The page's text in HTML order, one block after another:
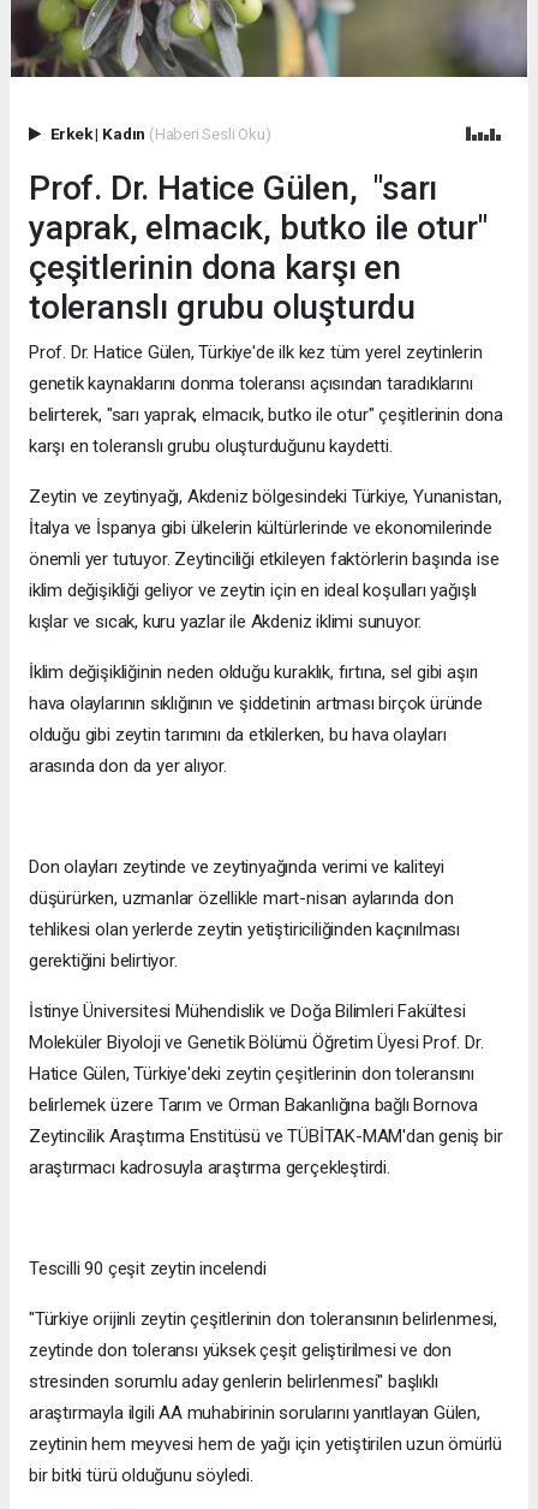
Erkek| Kadın (Haberi Sesli Oku)
Prof. Dr. Hatice Gülen, "sarı
yaprak, elmacık, butko ile otur"
çeşitlerinin dona karşı en
toleranslı grubu oluşturdu
Prof. Dr. Hatice Gülen, Türkiye'de ilk kez tüm yerel zeytinlerin
genetik kaynaklarını donma toleransı açısından taradıklarını
belirterek, "sarı yaprak, elmacık, butko ile otur" çeşitlerinin dona
karşı en toleranslı grubu oluşturduğunu kaydetti.
Zeytin ve zeytinyağı, Akdeniz bölgesindeki Türkiye, Yunanistan,
İtalya ve İspanya gibi ülkelerin kültürlerinde ve ekonomilerinde
önemli yer tutuyor. Zeytinciliği etkileyen faktörlerin başında ise
iklim değişikliği geliyor ve zeytin için en ideal koşulları yağışlı
kışlar ve sıcak, kuru yazlar ile Akdeniz iklimi sunuyor.
İklim değişikliğinin neden olduğu kuraklık, fırtına, sel gibi aşırı
hava olaylarının sıklığının ve şiddetinin artması birçok üründe
olduğu gibi zeytin tarımını da etkilerken, bu hava olayları
arasında don da yer alıyor.
Don olayları zeytinde ve zeytinyağında verimi ve kaliteyi
düşürürken, uzmanlar özellikle mart-nisan aylarında don
tehlikesi olan yerlerde zeytin yetiştiriciliğinden kaçınılması
gerektiğini belirtiyor.
İstinye Üniversitesi Mühendislik ve Doğa Bilimleri Fakültesi
Moleküler Biyoloji ve Genetik Bölümü Öğretim Üyesi Prof. Dr.
Hatice Gülen, Türkiye'deki zeytin çeşitlerinin don toleransını
belirlemek üzere Tarım ve Orman Bakanlığına bağlı Bornova
Zeytincilik Araştırma Enstitüsü ve TÜBİTAK-MAM'dan geniş bir
araştırmacı kadrosuyla araştırma gerçekleştirdi.
Tescilli 90 çeşit zeytin incelendi
"Türkiye orijinli zeytin çeşitlerinin don toleransının belirlenmesi,
zeytinde don toleransı yüksek çeşit geliştirilmesi ve don
stresinden sorumlu aday genlerin belirlenmesi" başlıklı
araştırmayla ilgili AA muhabirinin sorularını yanıtlayan Gülen,
zeytinin hem meyvesi hem de yağı için yetiştirilen uzun ömürlü
bir bitki türü olduğunu söyledi.